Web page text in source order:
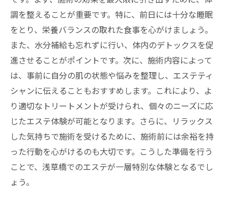
調を整えることが重要です。特に、前日には十分な睡眠
をとり、栄養バランスの取れた食事を心がけましょう。
また、水分補給も忘れずに行い、体内のデトックスを促
進させることがポイントです。次に、施術内容によって
は、事前に自分の肌の状態や悩みを整理し、エステティ
シャンに伝えることもおすすめします。これにより、よ
り適切なトリートメントが受けられ、個々のニーズに応
じたエステ体験が可能となります。さらに、リラックス
した気持ちで施術を受けるために、施術前には余裕を持
った行動を心がけるのも大切です。こうした準備を行う
ことで、浅草橋でのエステが一層特別な体験となるでし
ょう。